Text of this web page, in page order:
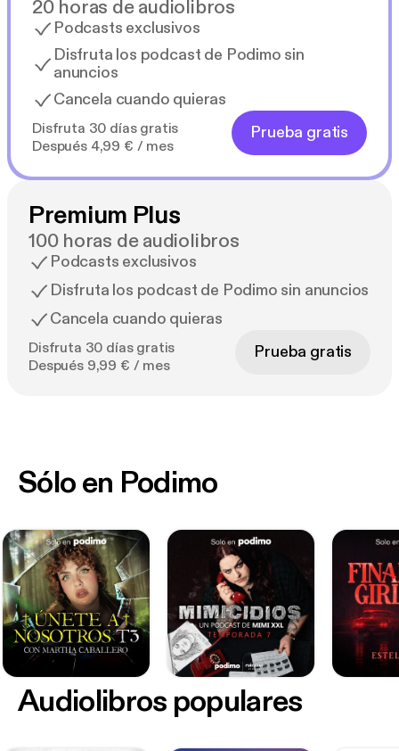
20 horas de audiolibros
Podcasts exclusivos
Disfruta los podcast de Podimo sin
anuncios
Cancela cuando quieras
Disfruta 30 días gratis
Después 4,99 € / mes
Prueba gratis
Premium Plus
100 horas de audiolibros
Podcasts exclusivos
Disfruta los podcast de Podimo sin anuncios
Cancela cuando quieras
Disfruta 30 días gratis
Después 9,99 € / mes
Prueba gratis
Sólo en Podimo
Audiolibros populares